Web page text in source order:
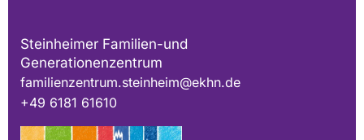
Steinheimer Familien-und
Generationenzentrum
familienzentrum.steinheim@ekhn.de
+49 6181 61610